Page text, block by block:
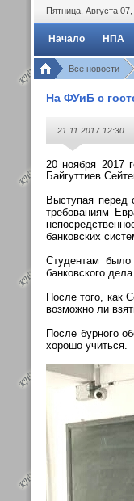
Пятница Августа 07
Начало НПА
Все новости
На ФУиБ с
21.11.2017 12:30
20 ноября 2017
Байгуттиев
Выступая перед
требованиям
банковских
Студентам было
банковского
После того, как
возможно ли
После бурного
хорошо учиться.